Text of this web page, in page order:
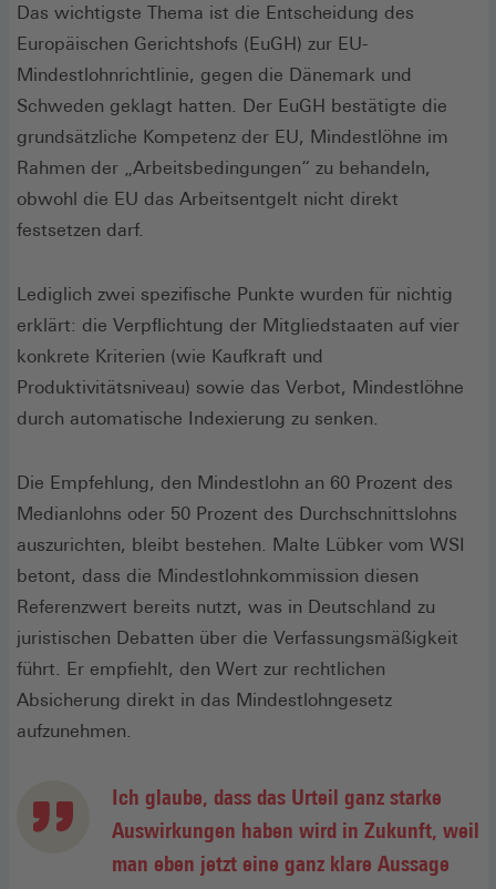
Das wichtigste Thema ist die Entscheidung des
Europäischen Gerichtshofs (EuGH) zur EU-
Mindestlohnrichtlinie, gegen die Dänemark und
Schweden geklagt hatten. Der EuGH bestätigte die
grundsätzliche Kompetenz der EU, Mindestlöhne im
Rahmen der „Arbeitsbedingungen“ zu behandeln,
obwohl die EU das Arbeitsentgelt nicht direkt
festsetzen darf.
Lediglich zwei spezifische Punkte wurden für nichtig
erklärt: die Verpflichtung der Mitgliedstaaten auf vier
konkrete Kriterien (wie Kaufkraft und
Produktivitätsniveau) sowie das Verbot, Mindestlöhne
durch automatische Indexierung zu senken.
Die Empfehlung, den Mindestlohn an 60 Prozent des
Medianlohns oder 50 Prozent des Durchschnittslohns
auszurichten, bleibt bestehen. Malte Lübker vom WSI
betont, dass die Mindestlohnkommission diesen
Referenzwert bereits nutzt, was in Deutschland zu
juristischen Debatten über die Verfassungsmäßigkeit
führt. Er empfiehlt, den Wert zur rechtlichen
Absicherung direkt in das Mindestlohngesetz
aufzunehmen.
Ich glaube, dass das Urteil ganz starke
Auswirkungen haben wird in Zukunft, weil
man eben jetzt eine ganz klare Aussage